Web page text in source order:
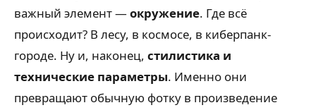
важный элемент —окружение. Где всё
происходит? В лесу, в космосе, в киберпанк-
городе. Ну и, наконец, стилистика и
технические параметры. Именно они
превращают обычную фотку в произведение